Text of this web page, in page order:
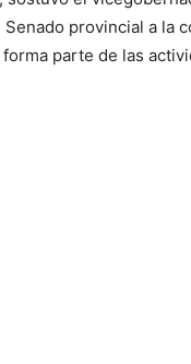
provincial a la
parte de las